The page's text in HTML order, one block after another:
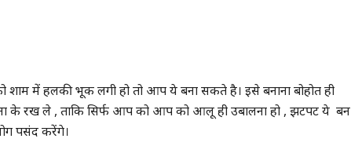
में हलकी भूक लगी हो तो आप ये बना सकते है। इसे बनाना बोहोत ही
रख ले , ताकि सिर्फ आप को आप को आलू ही उबालना हो , झटपट ये बन
पसंद करेंगे।